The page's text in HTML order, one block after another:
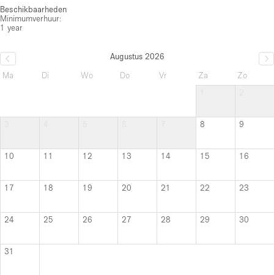
Beschikbaarheden
Minimumverhuur:
1 year
Augustus 2026
Ma
Di Wo Do Vr Za
Zo
8 9
10 11 12 13 14 15 16
17 18 19 20 21 22 23
24 25 26 27 28 29 30
31